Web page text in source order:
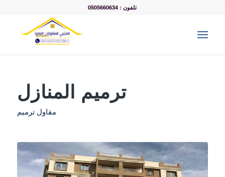
تلفون : 0505660634
ترميم المنازل
مقاول ترميم